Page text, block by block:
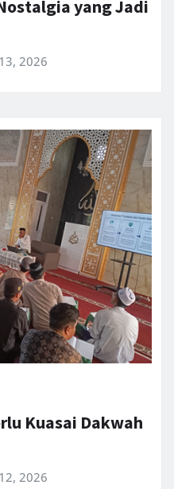
yang Jadi
2026
Kuasai Dakwah
2026